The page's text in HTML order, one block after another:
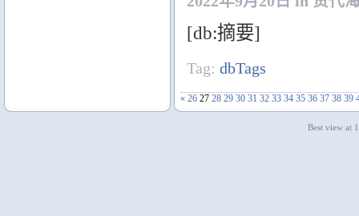
[db:摘要]
Tag: dbTags
« 26 27 28 29 30 31 32 33 34 35 36 37 38 39
Best view at